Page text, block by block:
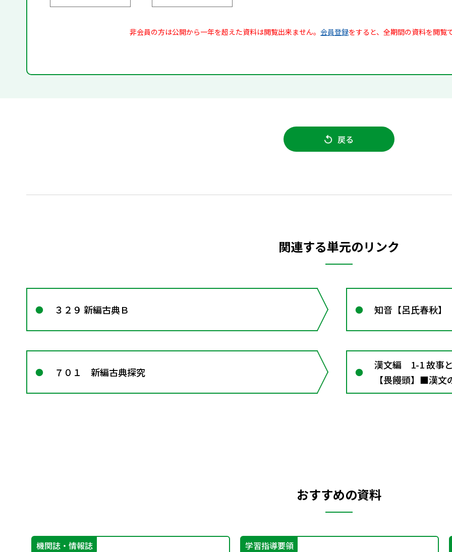
非会員の方は公開から一年を超えた資料は閲覧出来ません。 会員登録をすると、全期間の資料を閲覧
戻る
関連する単元のリンク
３２９ 新編古典Ｂ 知音【呂氏春秋】
７０１ 新編古典探究
漢文編 1-1 故事
【畏饅頭】■漢
おすすめの資料
機関誌・情報誌
学習指導要領